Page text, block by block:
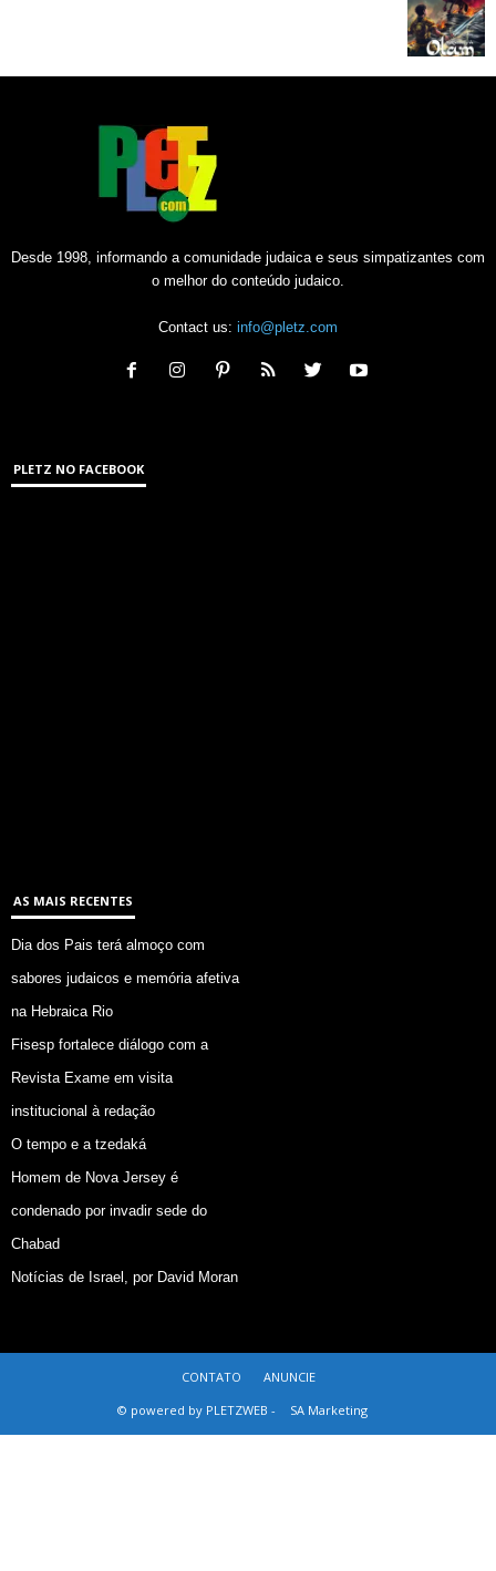
Desde 1998, informando a comunidade judaica e seus simpatizantes com
o melhor do conteúdo judaico.
Contact us: info@pletz.com
PLETZ NO FACEBOOK
AS MAIS RECENTES
Dia dos Pais terá almoço com
sabores judaicos e memória afetiva
na Hebraica Rio
Fisesp fortalece diálogo com a
Revista Exame em visita
institucional à redação
O tempo e a tzedaká
Homem de Nova Jersey é
condenado por invadir sede do
Chabad
Notícias de Israel, por David Moran
CONTATO
ANUNCIE
© powered by PLETZWEB -
SA Marketing